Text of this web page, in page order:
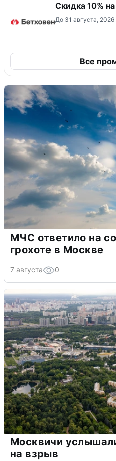
Скидка 10%
До 31 августа, 2026
Все
МЧС ответило на
грохоте в Москве
7 августа 0
Москвичи
на взрыв